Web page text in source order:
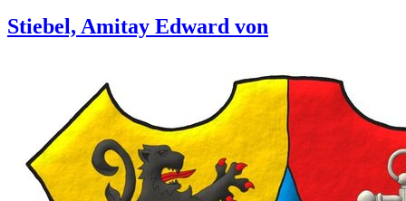
Stiebel, Amitay Edward von